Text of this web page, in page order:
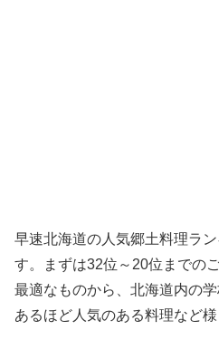
早速北海道の人気郷土料理ラ
す。まずは32位～20位までの
最適なものから、北海道内の
あるほど人気のある料理など